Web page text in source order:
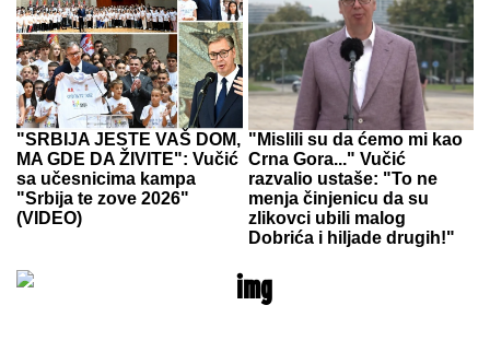
"SRBIJA JESTE VAŠ DOM,
MA GDE DA ŽIVITE": Vučić
sa učesnicima kampa
"Srbija te zove 2026"
(VIDEO)
"Mislili su da ćemo mi kao
Crna Gora..." Vučić
razvalio ustaše: "To ne
menja činjenicu da su
zlikovci ubili malog
Dobrića i hiljade drugih!"